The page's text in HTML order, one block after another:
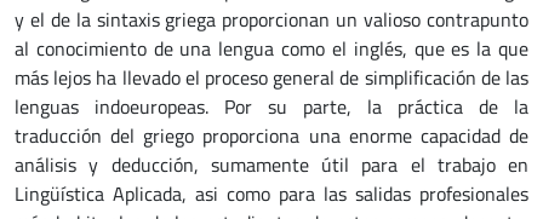
y el de la sintaxis griega proporcionan un valioso contrapunto
al co­no­cimiento de una lengua como el inglés, que es la que
más lejos ha llevado el proceso general de simplificación de las
lenguas indoeuropeas. Por su parte, la práctica de la
traducción del griego proporciona una enorme capacidad de
análisis y deducción, sumamente útil para el trabajo en
Lingüística Aplicada, asi como para las salidas profesionales